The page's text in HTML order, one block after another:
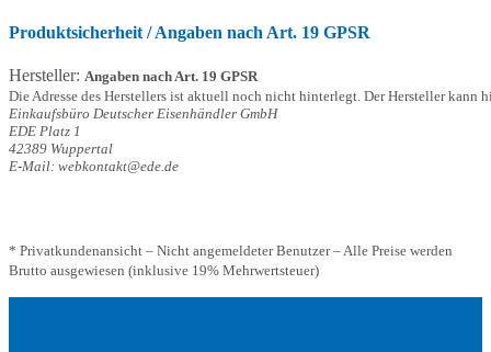
Produktsicherheit / Angaben nach Art. 19 GPSR
Hersteller: Angaben nach Art. 19 GPSR
Die Adresse des Herstellers ist aktuell noch nicht hinterlegt. Der Hersteller kann
Einkaufsbüro Deutscher Eisenhändler GmbH
EDE Platz 1
42389 Wuppertal
E-Mail: webkontakt@ede.de
* Privatkundenansicht – Nicht angemeldeter Benutzer – Alle Preise werden
Brutto ausgewiesen (inklusive 19% Mehrwertsteuer)